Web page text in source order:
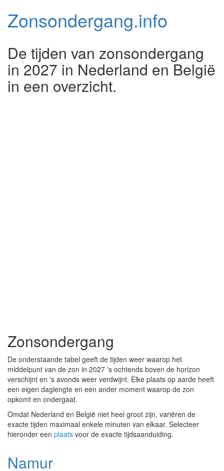
Zonsondergang.info
De tijden van zonsondergang
in 2027 in Nederland en België
in een overzicht.
Zonsondergang
De onderstaande tabel geeft de tijden weer waarop het
middelpunt van de zon in 2027 's ochtends boven de horizon
verschijnt en 's avonds weer verdwijnt. Elke plaats op aarde heeft
een eigen daglengte en een ander moment waarop de zon
opkomt en ondergaat.
Omdat Nederland en België niet heel groot zijn, variëren de
exacte tijden maximaal enkele minuten van elkaar. Selecteer
hieronder een plaats voor de exacte tijdsaanduiding.
Namur